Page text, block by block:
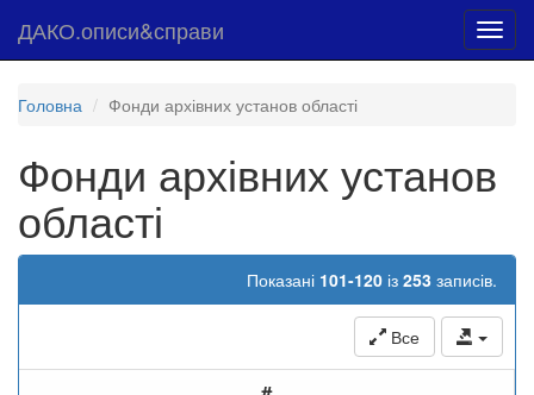
ДАКО.описи&справи
Головна Фонди архівних установ області
Фонди архівних установ
області
Показані 101-120 із 253 записів.
Все